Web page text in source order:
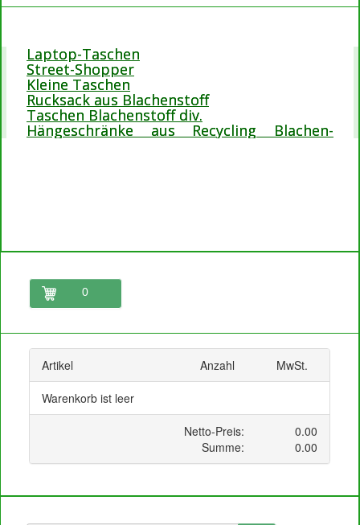
Laptop-Taschen
Street-Shopper
Kleine Taschen
Rucksack aus Blachenstoff
Taschen Blachenstoff div.
Hängeschränke aus Recycling Blachen-
0